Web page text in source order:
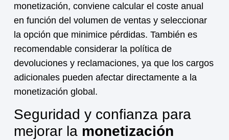
monetización, conviene calcular el coste anual
en función del volumen de ventas y seleccionar
la opción que minimice pérdidas. También es
recomendable considerar la política de
devoluciones y reclamaciones, ya que los cargos
adicionales pueden afectar directamente a la
monetización global.
Seguridad y confianza para
mejorar la monetización